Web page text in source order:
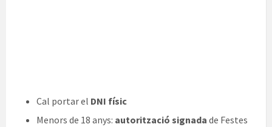
Cal portar el DNI físic
Menors de 18 anys: autorització signada de Festes